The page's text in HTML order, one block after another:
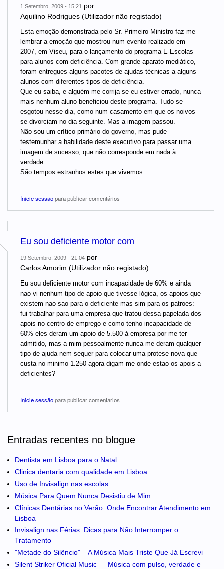
1 Setembro, 2009 - 15:21 por
Aquilino Rodrigues (Utilizador não registado)
Esta emoção demonstrada pelo Sr. Primeiro Ministro faz-me
lembrar a emoção que mostrou num evento realizado em
2007, em Viseu, para o lançamento do programa E-Escolas
para alunos com deficiência. Com grande aparato mediático,
foram entregues alguns pacotes de ajudas técnicas a alguns
alunos com diferentes tipos de deficiência.
Que eu saiba, e alguém me corrija se eu estiver errado, nunca
mais nenhum aluno beneficiou deste programa. Tudo se
esgotou nesse dia, como num casamento em que os noivos
se divorciam no dia seguinte. Mas a imagem passou.
Não sou um crítico primário do governo, mas pude
testemunhar a habilidade deste executivo para passar uma
imagem de sucesso, que não corresponde em nada à
verdade.
São tempos estranhos estes que vivemos...
Inicie sessãopara publicar comentários
Eu sou deficiente motor com
19 Setembro, 2009 - 21:04 por
Carlos Amorim (Utilizador não registado)
Eu sou deficiente motor com incapacidade de 60% e ainda
nao vi nenhum tipo de apoio que tivesse lógica, os apoios que
existem nao sao para o deficiente mas sim para os patroes:
fui trabalhar para uma empresa que tratou dessa papelada dos
apois no centro de emprego e como tenho incapacidade de
60% eles deram um apoio de 5.500 á empresa por me ter
admitido, mas a mim pessoalmente nunca me deram qualquer
tipo de ajuda nem sequer para colocar uma protese nova que
custa no minimo 1.250 agora digam-me onde estao os apois a
deficientes?
Inicie sessãopara publicar comentários
Entradas recentes no blogue
Dentista em Lisboa para o Natal
Clinica dentaria com qualidade em Lisboa
Uso de Invisalign nas escolas
Música Para Quem Nunca Desistiu de Mim
Clínicas Dentárias no Verão: Onde Encontrar Atendimento em
Lisboa
Invisalign nas Férias: Dicas para Não Interromper o
Tratamento
"Metade do Silêncio" _ A Música Mais Triste Que Já Escrevi
Silent Striker Oficial Music — Música com pulso, verdade e